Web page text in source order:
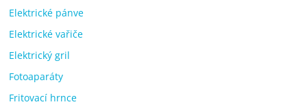
Elektrické pánve
Elektrické vařiče
Elektrický gril
Fotoaparáty
Fritovací hrnce